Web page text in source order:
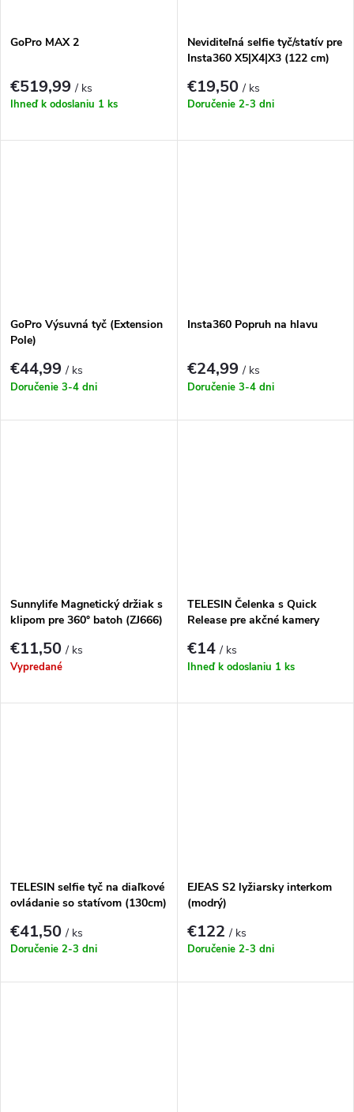
GoPro MAX 2
€519,99/ ks
Ihneď k odoslaniu 1 ks
Neviditeľná selfie tyč/statív pre
Insta360 X5|X4|X3 (122 cm)
€19,50/ ks
Doručenie 2-3 dni
GoPro Výsuvná tyč (Extension
Pole)
€44,99/ ks
Doručenie 3-4 dni
Insta360 Popruh na hlavu
€24,99/ ks
Doručenie 3-4 dni
Sunnylife Magnetický držiak s
klipom pre 360° batoh (ZJ666)
€11,50/ ks
Vypredané
TELESIN Čelenka s Quick
Release pre akčné kamery
€14/ ks
Ihneď k odoslaniu 1 ks
TELESIN selfie tyč na diaľkové
ovládanie so statívom (130cm)
€41,50/ ks
Doručenie 2-3 dni
EJEAS S2 lyžiarsky interkom
(modrý)
€122/ ks
Doručenie 2-3 dni